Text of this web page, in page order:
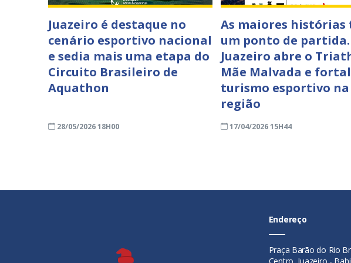
Juazeiro é destaque no
cenário esportivo nacional
e sedia mais uma etapa do
Circuito Brasileiro de
Aquathon
28/05/2026 18H00
As maiores histórias
um ponto de partida.
Juazeiro abre o
Mãe Malvada e
turismo esportivo na
região
17/04/2026 15H44
Endereço
Praça Barão do Rio